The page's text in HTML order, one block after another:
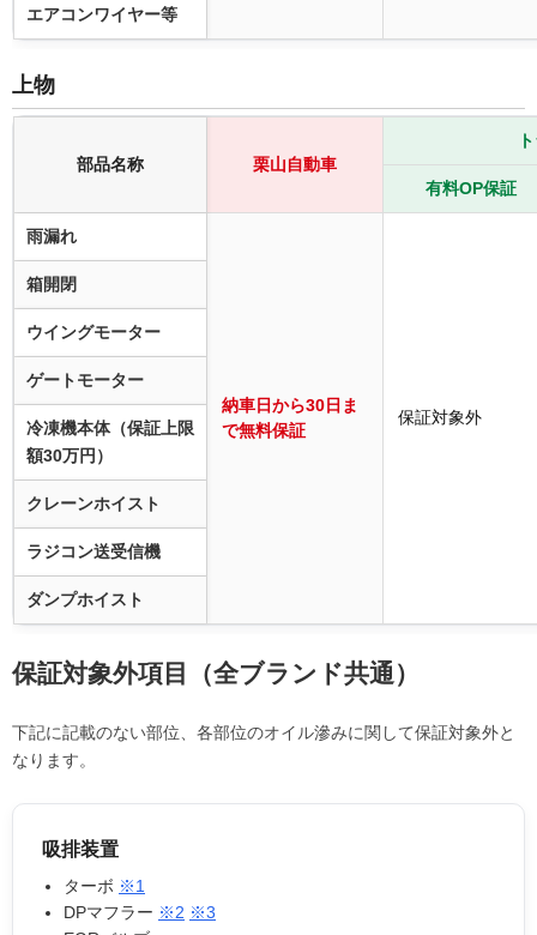
エアコンワイヤー等
上物
部品名称 栗山自動車
有料OP保証
雨漏れ
納車日から30日ま
で無料保証
保証対象外
箱開閉
ウイングモーター
ゲートモーター
冷凍機本体（保証上限
額30万円）
クレーンホイスト
ラジコン送受信機
ダンプホイスト
保証対象外項目（全ブランド共通）
下記に記載のない部位、各部位のオイル滲みに関して保証対象外と
なります。
吸排装置
ターボ ※1
DPマフラー ※2 ※3